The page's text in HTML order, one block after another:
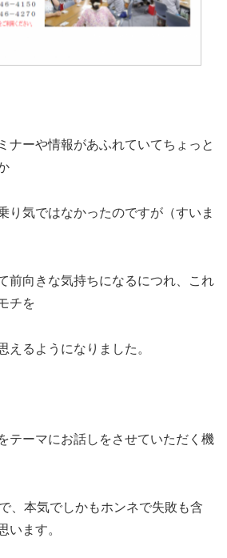
ナーや情報があふれていてちょっと
り気ではなかったのですが（すいま
前向きな気持ちになるにつれ、これ
チを
えるようになりました。
テーマにお話しをさせていただく機
、本気でしかもホンネで失敗も含
います。